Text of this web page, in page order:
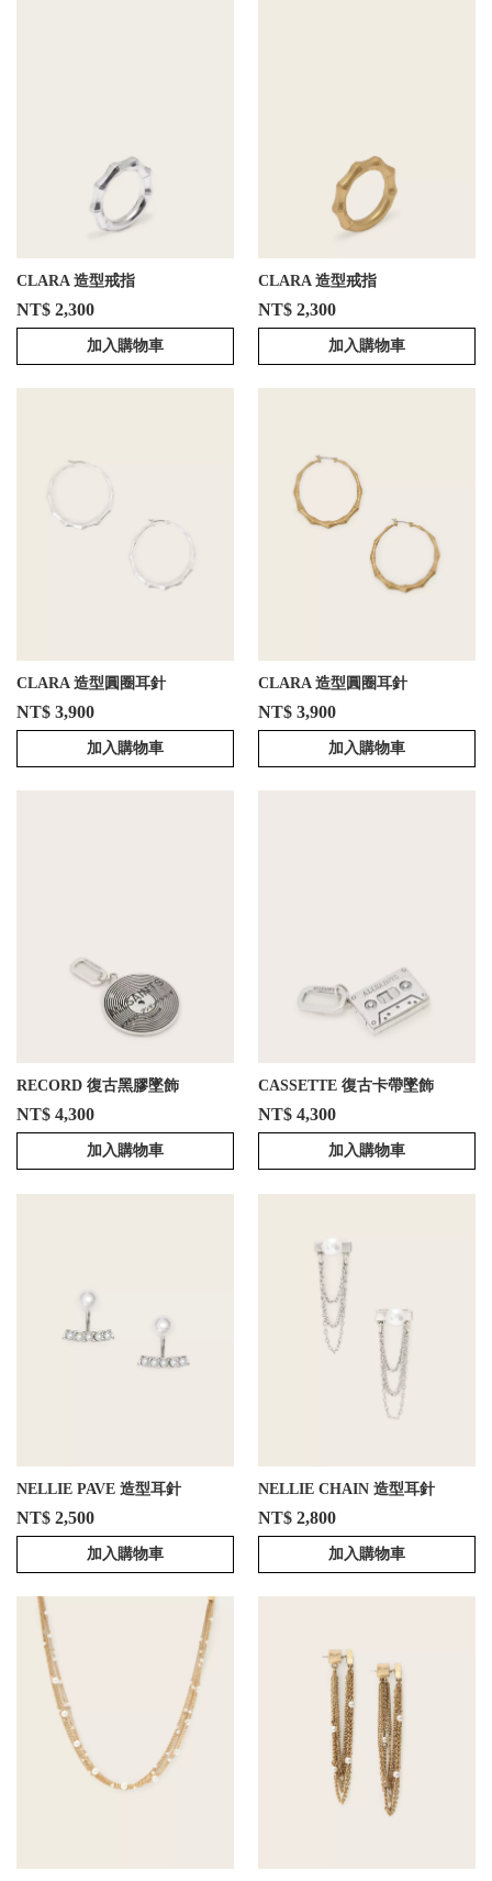
CLARA 造型戒指
NT$ 2,300
加入購物車
CLARA 造型戒指
NT$ 2,300
加入購物車
CLARA 造型圓圈耳針
NT$ 3,900
加入購物車
CLARA 造型圓圈耳針
NT$ 3,900
加入購物車
RECORD 復古黑膠墜飾
NT$ 4,300
加入購物車
CASSETTE 復古卡帶墜飾
NT$ 4,300
加入購物車
NELLIE PAVE 造型耳針
NT$ 2,500
加入購物車
NELLIE CHAIN 造型耳針
NT$ 2,800
加入購物車